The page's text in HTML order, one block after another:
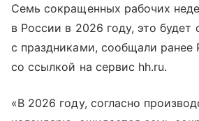
Семь сокращенных рабочих
в России в 2026 году, это будет
с праздниками, сообщали
со ссылкой на сервис hh.ru.
«В 2026 году, согласно